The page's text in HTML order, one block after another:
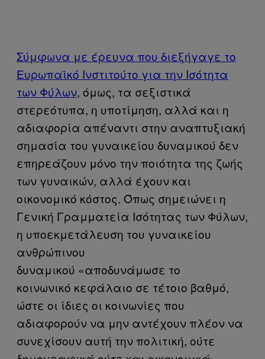
Σύμφωνα με έρευνα που διεξήγαγε το
Ευρωπαϊκό Ινστιτούτο για την Ισότητα
των Φύλων, όμως, τα σεξιστικά
στερεότυπα, η υποτίμηση, αλλά και η
αδιαφορία απέναντι στην αναπτυξιακή
σημασία του γυναικείου δυναμικού δεν
επηρεάζουν μόνο την ποιότητα της ζωής
των γυναικών, αλλά έχουν και
οικονομικό κόστος. Όπως σημειώνει η
Γενική Γραμματεία Ισότητας των Φύλων,
η υποεκμετάλευση του γυναικείου
ανθρώπινου
δυναμικού «αποδυνάμωσε το
κοινωνικό κεφάλαιο σε τέτοιο βαθμό,
ώστε οι ίδιες οι κοινωνίες που
αδιαφορούν να μην αντέχουν πλέον να
συνεχίσουν αυτή την πολιτική, ούτε